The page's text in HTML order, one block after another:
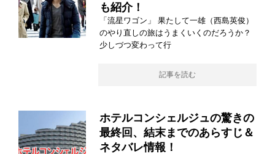
も紹介！
「流星ワゴン」 果たして一雄（西島英俊）
のやり直しの旅はうまくいくのだろうか？
少しづつ変わって行
記事を読む
ホテルコンシェルジュの驚きの
最終回、結末までのあらすじ＆
ネタバレ情報！